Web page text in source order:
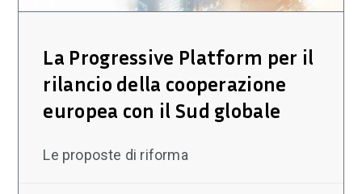
La Progressive Platform per il
rilancio della cooperazione
europea con il Sud globale
Le proposte di riforma